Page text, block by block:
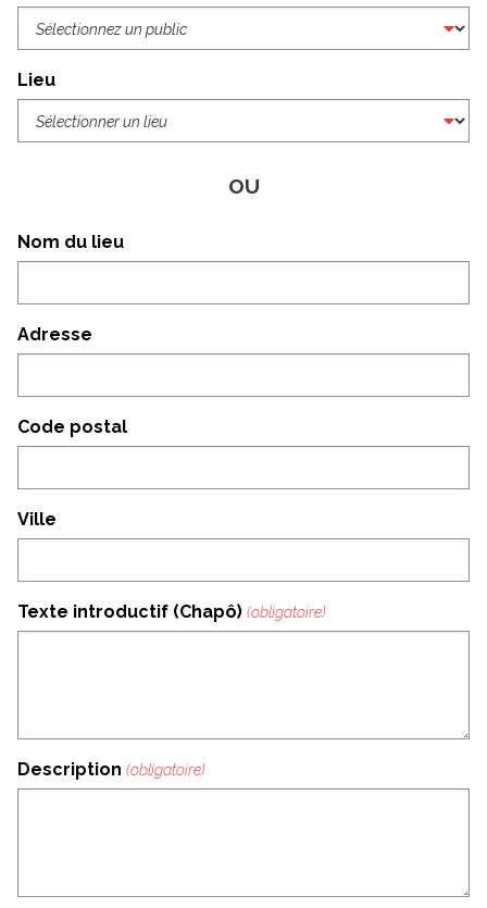
Lieu
OU
Nom du lieu
Adresse
Code postal
Ville
Texte introductif (Chapô)
Description